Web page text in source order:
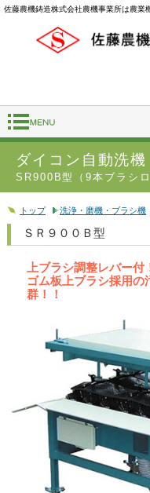
佐藤農機鋳造株式会社農機事業所は農業
ダイコン自動洗機
SR900B型（9本ブラシロ
トップ 洗浄・磨機・ブラシ機
ＳＲ９００Ｂ型
上ブラシ調整レバー付
ゴム板上ブラシ採用
群！！